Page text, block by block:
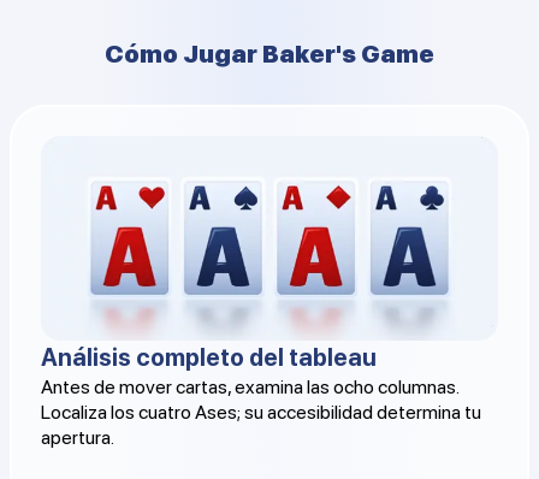
Cómo Jugar Baker's Game
Análisis completo del tableau
Antes de mover cartas, examina las ocho columnas.
Localiza los cuatro Ases; su accesibilidad determina tu
apertura.